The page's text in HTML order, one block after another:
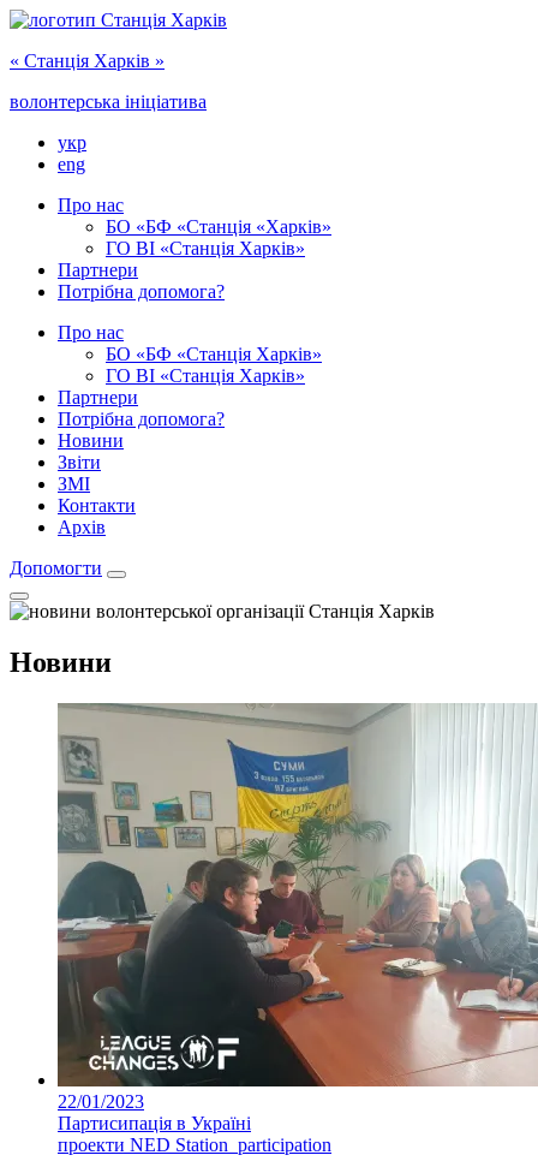
« Cтанція Харків »
волонтерська ініціатива
укр
eng
Про нас
БО «БФ «Станція «Харків»
ГО ‎ВІ «‎Станція Харків»
Партнери
Потрібна допомога?
Про нас
БО ‎«БФ «Станція Харків»
ГО ВІ «Станція Харків»
Партнери
Потрібна допомога?
Новини
Звіти
ЗМІ
Контакти
Архів
Допомогти
Новини
22/01/2023
Партисипація в Україні
проекти NED Station_participation